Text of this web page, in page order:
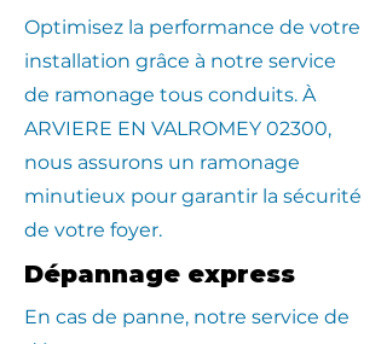
Optimisez la performance de votre
installation grâce à notre service
de ramonage tous conduits. À
ARVIERE EN VALROMEY 02300,
nous assurons un ramonage
minutieux pour garantir la sécurité
de votre foyer.
Dépannage express
En cas de panne, notre service de